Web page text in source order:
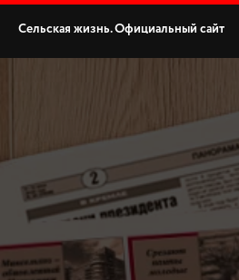
Сельская жизнь. Официальный сайт